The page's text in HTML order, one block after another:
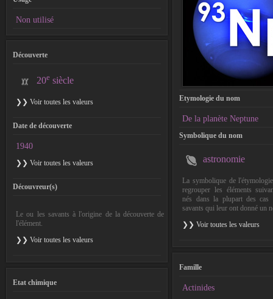
Non utilisé
Etymologie du nom
De la planète Neptune
Symbolique du nom
astronomie
La symbolique de
regrouper les éléments
nés dans la plupart des cas
savants qui leur ont donné un
❯❯ Voir toutes les valeurs
Découverte
20esiècle
❯❯ Voir toutes les valeurs
Date de découverte
1940
❯❯ Voir toutes les valeurs
Découvreur(s)
Le ou les savants à l'origine de la découverte de
l'élément.
❯❯ Voir toutes les valeurs
Famille
Actinides
Etat chimique